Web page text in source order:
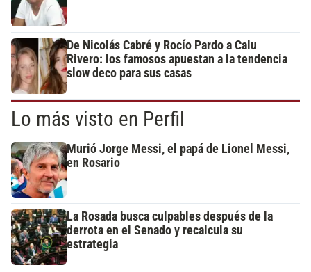
De Nicolás Cabré y Rocío Pardo a Calu
Rivero: los famosos apuestan a la tendencia
slow deco para sus casas
Lo más visto en Perfil
Murió Jorge Messi, el papá de Lionel Messi,
en Rosario
La Rosada busca culpables después de la
derrota en el Senado y recalcula su
estrategia